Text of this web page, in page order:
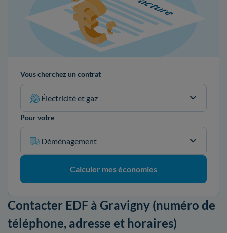
Vous cherchez un contrat
Électricité et gaz
Pour votre
Déménagement
Calculer mes économies
Contacter EDF à Gravigny (numéro de
téléphone, adresse et horaires)